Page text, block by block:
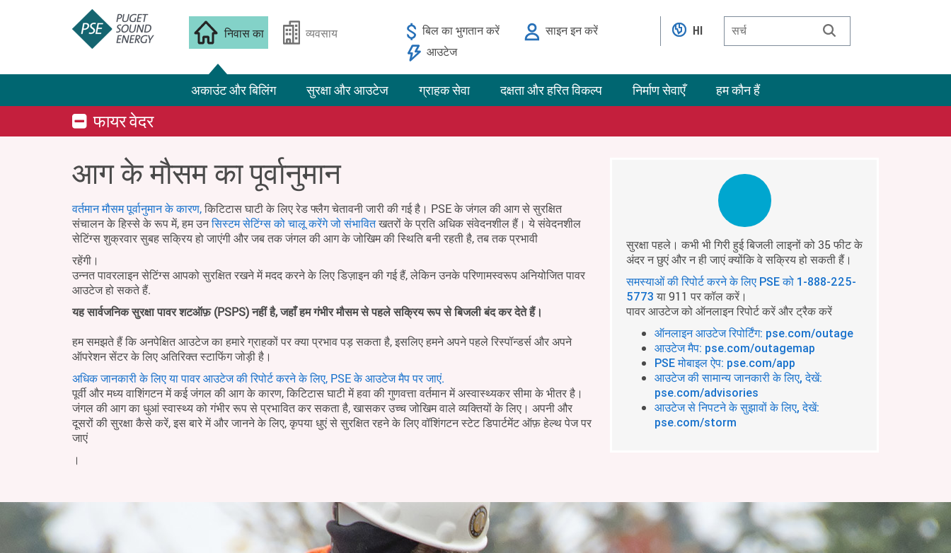
निवास का
अकाउंट और बिलिंग सुरक्षा और आउटेज ग्राहक सेवा दक्षता और हरित विकल्प निर्माण सेवाएँ हम कौन हैं
व्यवसाय बिल का भुगतान करें
साइन इन करें
आउटेज
HI
फायर वेदर
आग के मौसम का पूर्वानुमान
वर्तमान मौसम पूर्वानुमान के कारण,किटिटास घाटी के लिए रेड फ्लैग चेतावनी जारी की गई है। PSE के जंगल की आग से सुरक्षित
संचालन के हिस्से के रूप में, हम उनसिस्टम सेटिंग्स को चालू करेंगे जो संभावितखतरों के प्रति अधिक संवेदनशील हैं। ये संवेदनशील
सेटिंग्स शुक्रवार सुबह सक्रिय हो जाएंगी और जब तक जंगल की आग के जोखिम की स्थिति बनी रहती है, तब तक प्रभावी
रहेंगी।
उन्नत पावरलाइन सेटिंग्स आपको सुरक्षित रखने में मदद करने के लिए डिज़ाइन की गई हैं, लेकिन उनके परिणामस्वरूप अनियोजित पावर
आउटेज हो सकते हैं.
यह सार्वजनिक सुरक्षा पावर शटऑफ़ (PSPS) नहीं है, जहाँ हम गंभीर मौसम से पहले सक्रिय रूप से बिजली बंद कर देते हैं।
हम समझते हैं कि अनपेक्षित आउटेज का हमारे ग्राहकों पर क्या प्रभाव पड़ सकता है, इसलिए हमने अपने पहले रिस्पॉन्डर्स और अपने
ऑपरेशन सेंटर के लिए अतिरिक्त स्टाफिंग जोड़ी है।
अधिक जानकारी के लिए या पावर आउटेज की रिपोर्ट करने के लिए, PSE के आउटेज मैप पर जाएं.
पूर्वी और मध्य वाशिंगटन में कई जंगल की आग के कारण, किटिटास घाटी में हवा की गुणवत्ता वर्तमान में अस्वास्थ्यकर सीमा के भीतर है।
जंगल की आग का धुआं स्वास्थ्य को गंभीर रूप से प्रभावित कर सकता है, खासकर उच्च जोखिम वाले व्यक्तियों के लिए। अपनी और
दूसरों की सुरक्षा कैसे करें, इस बारे में और जानने के लिए, कृपया धुएं से सुरक्षित रहने के लिए वॉशिंगटन स्टेट डिपार्टमेंट ऑफ़ हेल्थ पेज पर
जाएं
।
सुरक्षा पहले। कभी भी गिरी हुई बिजली लाइनों को 35 फीट के
अंदर न छुएं और न ही जाएं क्योंकि वे सक्रिय हो सकती हैं।
समस्याओं की रिपोर्ट करने के लिए PSE को 1-888-225-
5773 या 911 पर कॉल करें।
पावर आउटेज को ऑनलाइन रिपोर्ट करें और ट्रैक करें
ऑनलाइन आउटेज रिपोर्टिंग: pse.com/outage
आउटेज मैप: pse.com/outagemap
PSE मोबाइल ऐप: pse.com/app
आउटेज की सामान्य जानकारी के लिए, देखें:
pse.com/advisories
आउटेज से निपटने के सुझावों के लिए, देखें:
pse.com/storm